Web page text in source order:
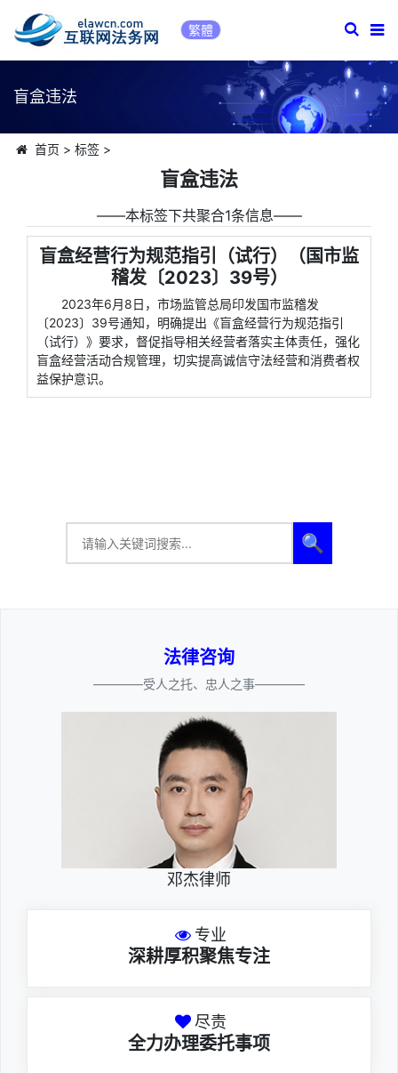
繁體
盲盒违法
首页 > 标签>
盲盒违法
――本标签下共聚合1条信息――
盲盒经营行为规范指引（试行）（国市监
稽发〔2023〕39号）
2023年6月8日，市场监管总局印发国市监稽发
〔2023〕39号通知，明确提出《盲盒经营行为规范指引
（试行）》要求，督促指导相关经营者落实主体责任，强化
盲盒经营活动合规管理，切实提高诚信守法经营和消费者权
益保护意识。
🔍
法律咨询
————受人之托、忠人之事————
邓杰律师
专业
深耕厚积聚焦专注
尽责
全力办理委托事项